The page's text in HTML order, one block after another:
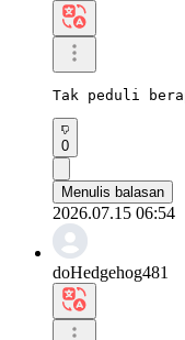
Tak peduli
0
Menulis balasan
2026.07.15 06:54
doHedgehog481